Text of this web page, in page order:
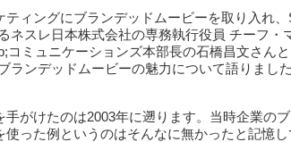
ィングにブランデッドムービーを取り入れ
ネスレ日本株式会社の専務執行役員 チーフ・
コミュニケーションズ本部長の石橋昌文さん
ンデッドムービーの魅力について語りました
がけたのは2003年に遡ります。当時企業の
った例というのはそんなに無かったと記憶し